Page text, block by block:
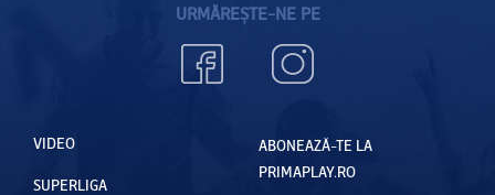
URMĂREȘTE-NE PE
VIDEO
SUPERLIGA
ABONEAZĂ-TE LA
PRIMAPLAY.RO